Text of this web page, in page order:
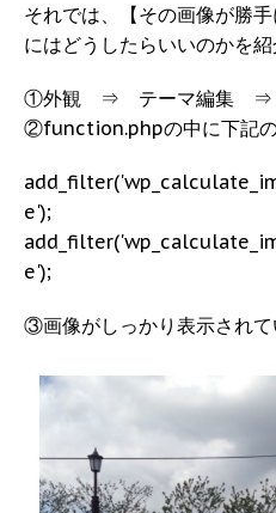
それでは、【その画像が勝
にはどうしたらいいのかを紹
①外観 ⇒ テーマ編集 ⇒
②function.phpの中に下記の
e');
e');
③画像がしっかり表示されて